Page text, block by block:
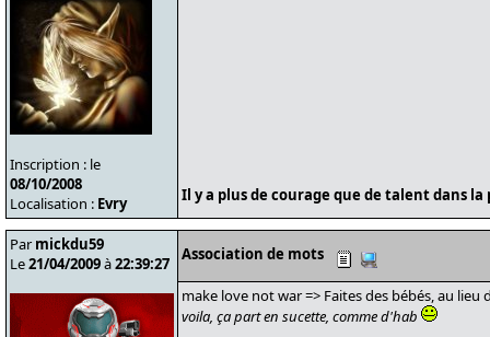
Inscription : le
08/10/2008
Localisation : Evry Il y a plus de courage que de talent dans
Par mickdu59
Le21/04/2009à22:39:27 Association de mots
make love not war => Faites des bébés, au
voila, ça part en sucette, comme d'hab